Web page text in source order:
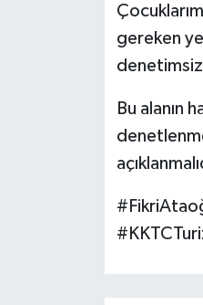
gereken
Bu alanın